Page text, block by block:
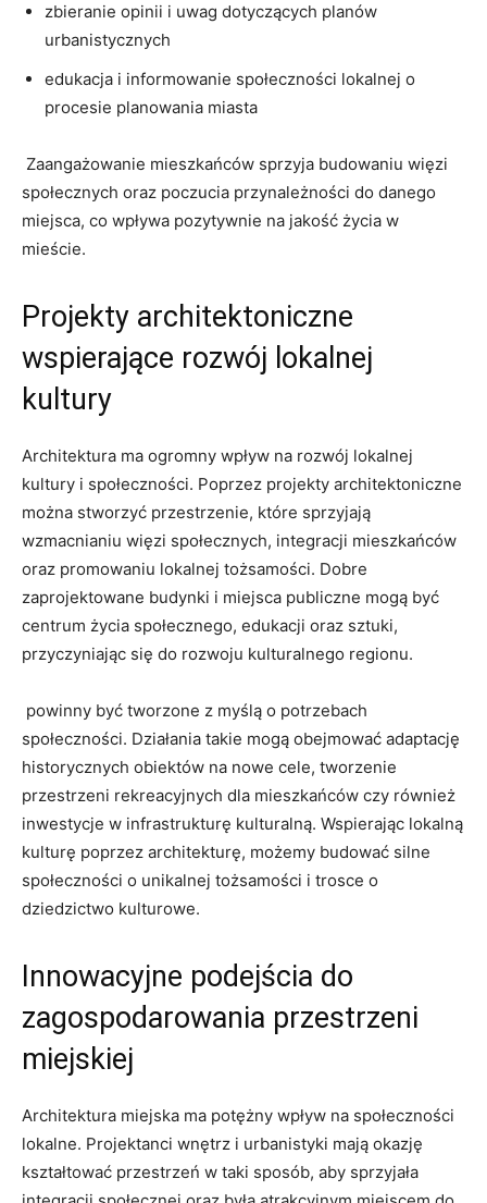
zbieranie opinii​ i uwag dotyczących planów
urbanistycznych
edukacja i informowanie społeczności lokalnej o
procesie planowania miasta
​ Zaangażowanie ‌mieszkańców sprzyja budowaniu więzi
społecznych oraz poczucia przynależności do danego
miejsca,‌ co⁤ wpływa ‍pozytywnie na jakość życia w
mieście.
Projekty architektoniczne
wspierające‌ rozwój ‍lokalnej
kultury
Architektura ma ogromny⁢ wpływ na rozwój⁢ lokalnej
kultury i społeczności. Poprzez projekty‍ architektoniczne
​można stworzyć przestrzenie, ‍które sprzyjają
wzmacnianiu więzi społecznych, integracji ⁣mieszkańców
oraz promowaniu lokalnej tożsamości. Dobre⁢
zaprojektowane budynki i ⁣miejsca publiczne mogą⁤ być
centrum życia⁤ społecznego, edukacji oraz‌ sztuki,
przyczyniając się do⁢ rozwoju kulturalnego regionu.
‌ powinny być⁣ tworzone z myślą ⁢o potrzebach
społeczności. Działania takie mogą obejmować adaptację⁤
historycznych obiektów na nowe cele, tworzenie⁢
przestrzeni rekreacyjnych dla mieszkańców czy⁢ również
inwestycje w infrastrukturę kulturalną. Wspierając​ lokalną
⁢kulturę poprzez‌ architekturę, możemy budować silne
społeczności o unikalnej tożsamości⁢ i trosce o
dziedzictwo ​kulturowe.
Innowacyjne podejścia do‌
zagospodarowania‌ przestrzeni
miejskiej
Architektura miejska ma potężny​ wpływ na społeczności
lokalne. ‌Projektanci wnętrz i urbanistyki mają okazję
⁤kształtować przestrzeń w taki ⁢sposób, aby ⁢sprzyjała